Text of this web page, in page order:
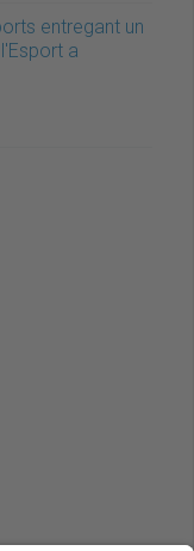
entregant un
a